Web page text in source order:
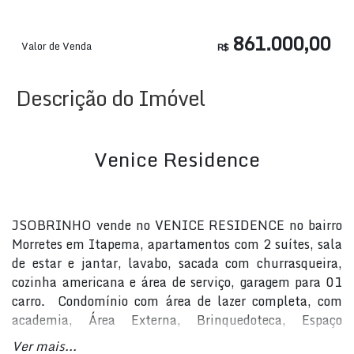
R$861.000,00
Valor de Venda
Descrição do Imóvel
Venice Residence
JSOBRINHO vende no VENICE RESIDENCE no bairro
Morretes em Itapema, apartamentos com 2 suítes, sala
de estar e jantar, lavabo, sacada com churrasqueira,
cozinha americana e área de serviço, garagem para 01
carro. Condomínio com área de lazer completa, com
academia, Área Externa, Brinquedoteca, Espaço
gourmet, Espaço zen, Espaço pet, 02 Fire place, 02
Ver mais...